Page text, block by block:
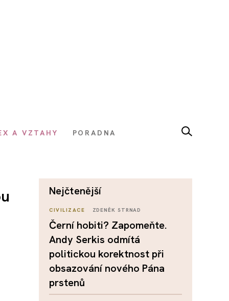
A VZTAHY PORADNA
nejčtenější
CIVILIZACE ZDENĚK STRNAD
Černí hobiti? Zapomeňte.
Andy Serkis odmítá
politickou korektnost při
obsazování nového Pána
prstenů